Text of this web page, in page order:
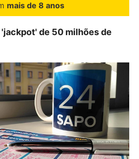
mais de 8 anos
'jackpot' de 50 milhões de